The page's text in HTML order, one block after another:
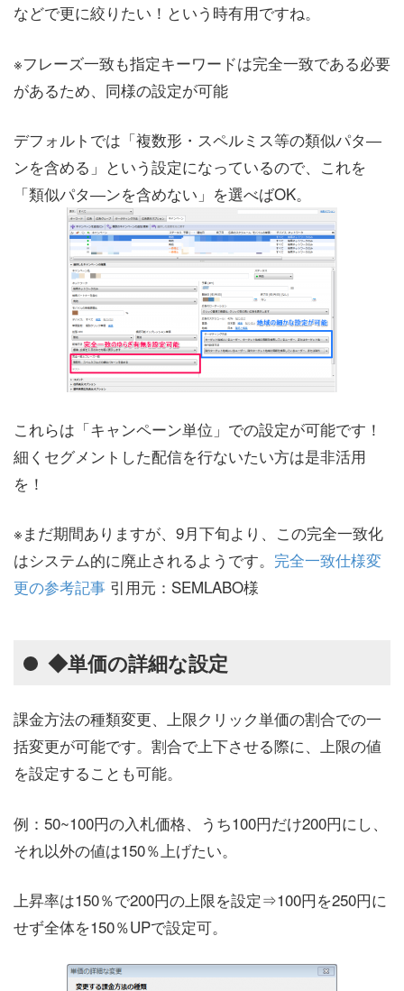
などで更に絞りたい！という時有用ですね。
※フレーズ一致も指定キーワードは完全一致である必要
があるため、同様の設定が可能
デフォルトでは「複数形・スペルミス等の類似パタ―
ンを含める」という設定になっているので、これを
「類似パタ―ンを含めない」を選べばOK。
これらは「キャンペーン単位」での設定が可能です！
細くセグメントした配信を行ないたい方は是非活用
を！
※まだ期間ありますが、9月下旬より、この完全一致化
はシステム的に廃止されるようです。 完全一致仕様変
更の参考記事 引用元：SEMLABO様
◆単価の詳細な設定
課金方法の種類変更、上限クリック単価の割合での一
括変更が可能です。割合で上下させる際に、上限の値
を設定することも可能。
例：50~100円の入札価格、うち100円だけ200円にし、
それ以外の値は150％上げたい。
上昇率は150％で200円の上限を設定⇒100円を250円に
せず全体を150％UPで設定可。